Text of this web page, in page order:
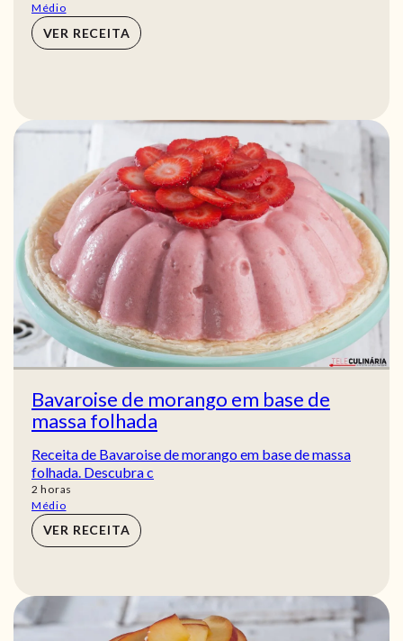
Médio
VER RECEITA
Bavaroise de morango em base de
massa folhada
Receita de Bavaroise de morango em base de massa
folhada. Descubra c
2 horas
horas
Médio
VER RECEITA